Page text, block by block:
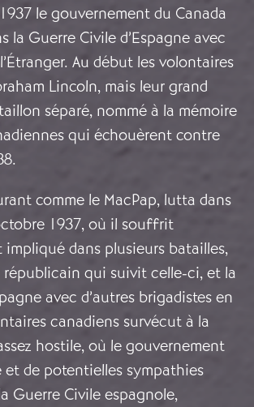
le gouvernement du Canada
Guerre Civile d’Espagne avec
Au début les volontaires
Lincoln, mais leur grand
séparé, nommé à la mémoire
qui échouèrent contre
comme le MacPap, lutta dans
1937, où il souffrit
dans plusieurs batailles,
qui suivit celle-ci, et la
avec d’autres brigadistes en
canadiens survécut à la
hostile, où le gouvernement
de potentielles sympathies
Guerre Civile espagnole,